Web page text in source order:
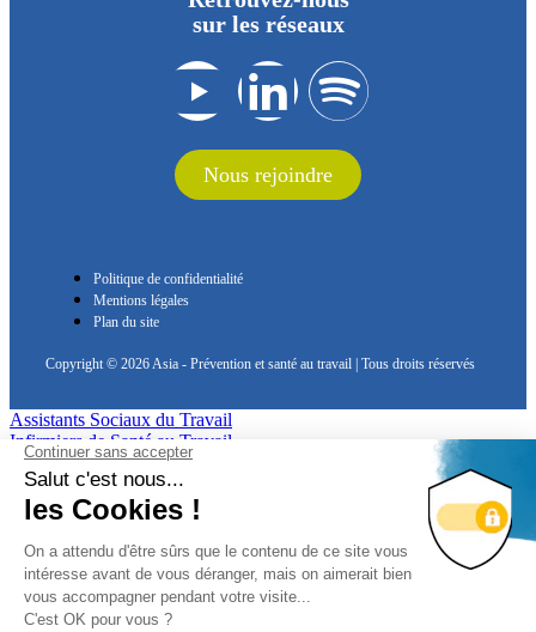
sur les réseaux
Nous rejoindre
Politique de confidentialité
Mentions légales
Plan du site
Copyright © 2026 Asia - Prévention et santé au travail | Tous droits réservés
Assistants Sociaux du Travail
Infirmiers de Santé au Travail
Psychologues du Travail & QVCT
Formation
Actualités
L'association
Qui sommes nous ?
Nos partenaires